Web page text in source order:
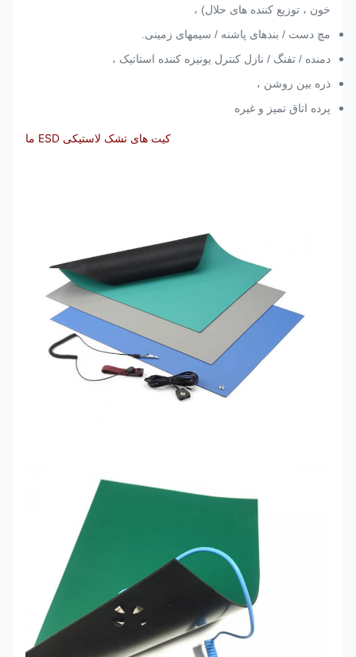
خون ، توزیع کننده های حلال) ،
مچ دست / بندهای پاشنه / سیمهای زمینی.
دمنده / تفنگ / نازل کنترل یونیزه کننده استاتیک ،
ذره بین روشن ،
پرده اتاق تمیز و غیره
کیت های تشک لاستیکی ESD ما